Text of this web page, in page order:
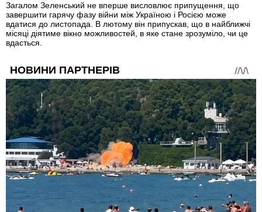
Загалом Зеленський не вперше висловлює припущення, що
завершити гарячу фазу війни між Україною і Росією може
вдатися до листопада. В лютому він припускав, що в найближчі
місяці діятиме вікно можливостей, в яке стане зрозуміло, чи це
вдасться.